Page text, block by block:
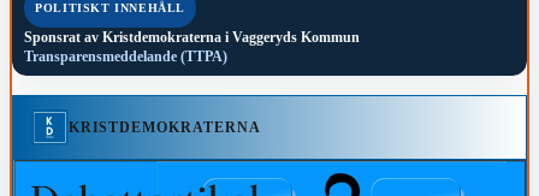
POLITISKT INNEHÅLL
Sponsrat av Kristdemokraterna i Vaggeryds Kommun
Transparensmeddelande (TTPA)
KRISTDEMOKRATERNA